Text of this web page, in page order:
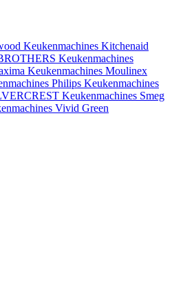
Keukenmachines Kitchenaid
Keukenmachines
Keukenmachines Moulinex
Philips Keukenmachines
Keukenmachines Smeg
Vivid Green